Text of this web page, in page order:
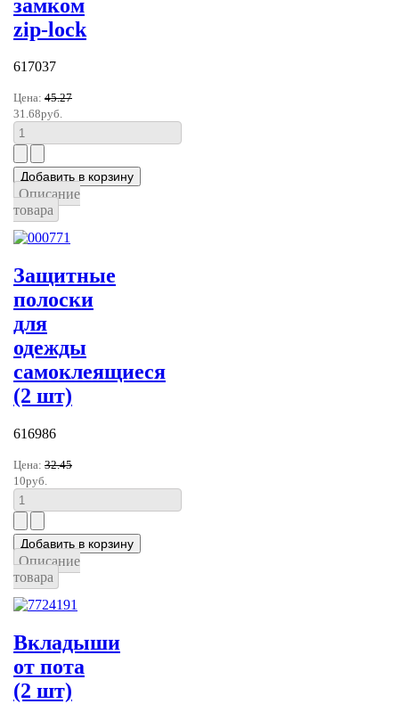
замком
zip-lock
617037
Цена: 45.27
31.68руб.
Описание
товара
Защитные
полоски
для
одежды
самоклеящиеся
(2 шт)
616986
Цена: 32.45
10руб.
Описание
товара
Вкладыши
от пота
(2 шт)